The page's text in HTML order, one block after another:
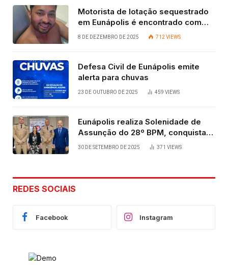
Motorista de lotação sequestrado
em Eunápolis é encontrado com
vida após quatro dias.
8 DE DEZEMBRO DE 2025 712 VIEWS
Defesa Civil de Eunápolis emite
alerta para chuvas
23 DE OUTUBRO DE 2025 459 VIEWS
Eunápolis realiza Solenidade de
Assunção do 28º BPM, conquista
viabilizada por articulação política
30 DE SETEMBRO DE 2025 371 VIEWS
REDES SOCIAIS
Facebook Instagram